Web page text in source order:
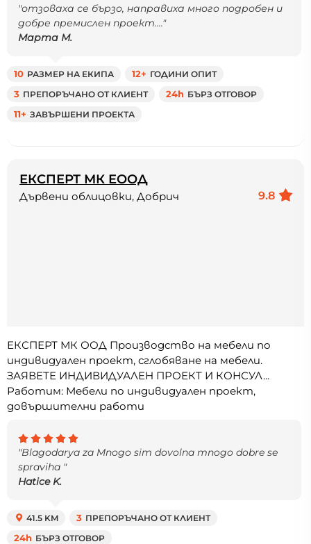
"отзоваха се бързо, направиха много подробен и
добре премислен проект...."
Марта М.
10 РАЗМЕР НА ЕКИПА 12+ ГОДИНИ ОПИТ
3 ПРЕПОРЪЧАНО ОТ КЛИЕНТ 24h БЪРЗ ОТГОВОР
11+ ЗАВЪРШЕНИ ПРОЕКТА
ЕКСПЕРТ МК ЕООД
9.8
Дървени облицовки, Добрич
ЕКСПЕРТ МК ООД Производство на мебели по
индивидуален проект, сглобяване на мебели.
ЗАЯВЕТЕ ИНДИВИДУАЛЕН ПРОЕКТ И КОНСУЛ...
Работим: Мебели по индивидуален проект,
довършителни работи
"Blagodarya za Mnogo sim dovolna mnogo dobre se
spraviha "
Hatice K.
41.5 KM 3 ПРЕПОРЪЧАНО ОТ КЛИЕНТ
24h БЪРЗ ОТГОВОР